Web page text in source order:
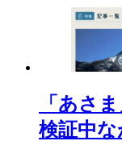
「あさ
検証中な